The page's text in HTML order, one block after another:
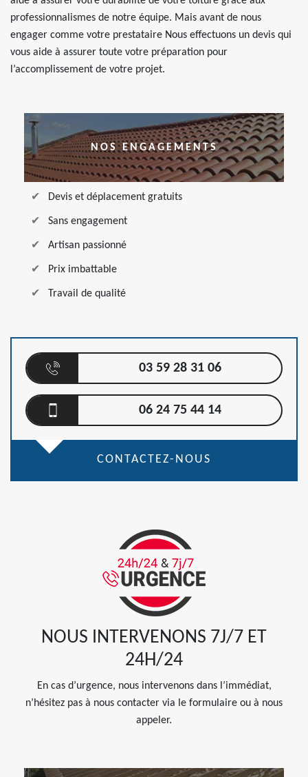
professionnalismes de notre équipe. Mais avant de nous
engager comme votre prestataire Nous effectuons un devis qui
vous aide à assurer toute votre préparation pour
l’accomplissement de votre projet.
NOS ENGAGEMENTS
Devis et déplacement gratuits
Sans engagement
Artisan passionné
Prix imbattable
Travail de qualité
03 59 28 31 06
06 24 75 44 14
CONTACTEZ-NOUS
NOUS INTERVENONS 7J/7 ET
24H/24
En cas d’urgence, nous intervenons dans l’immédiat,
n’hésitez pas à nous contacter via le formulaire ou à nous
appeler.